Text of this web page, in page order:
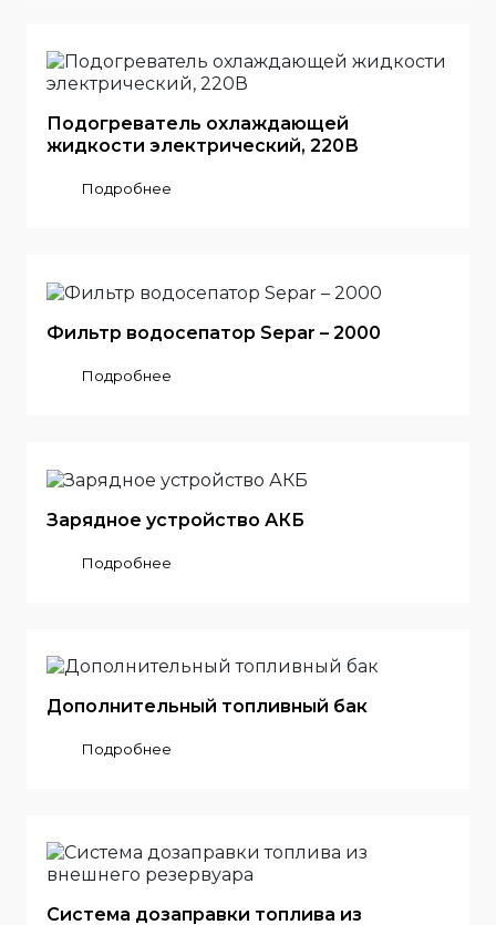
Подогреватель охлаждающей
жидкости электрический, 220В
Подробнее
Фильтр водосепатор Separ – 2000
Подробнее
Зарядное устройство АКБ
Подробнее
Дополнительный топливный бак
Подробнее
Система дозаправки топлива из